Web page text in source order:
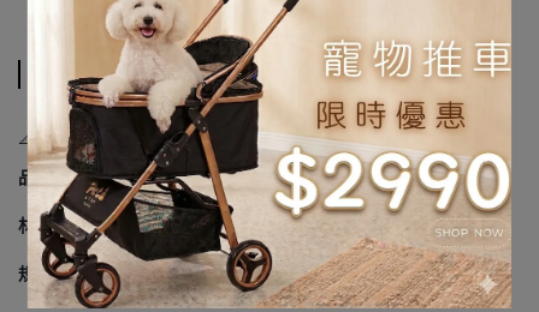
規格說明
📐 商品規格
品名：大眼睛系列寵物彈力口水巾
材質：高品質雙層純棉布料、高彈性鬆緊繩、環保調節扣。
規格尺寸 ：